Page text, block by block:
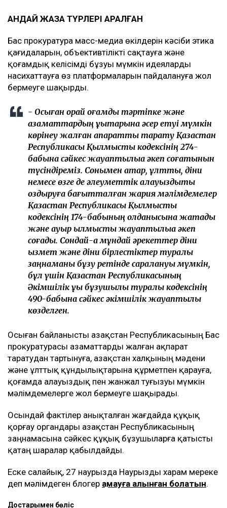
ҚАНДАЙ ЖАЗА ТҮРЛЕРІ ҚАРАЛҒАН
Бас прокуратура масс-медиа өкілдерін кәсіби этика
қағидаларын, объективтілікті сақтауға және
қоғамдық келісімді бұзуы мүмкін идеяларды
насихаттауға өз платформаларын пайдалануға жол
бермеуге шақырды.
- Осыған орай қоғамдық тәртіпке және
азаматтардың құқықтарына әсер етуі мүмкін
көрінеу жалған ақпаратты тарату Қазақстан
Республикасы Қылмыстық кодексінің 274-
бабына сәйкес жауаптылыққа әкеп соғатынын
түсіндіреміз. Сонымен қатар, ұлттық, діни
немесе өзге де әлеуметтік алауыздықты
қоздыруға бағытталған жария мәлімдемелер
Қазақстан Республикасы Қылмыстық
кодексінің 174-бабының қолданысына жатады
және ауыр қылмыстық жауаптылыққа әкеп
соғады. Сондай-ақ мұндай әрекеттер діни
қызмет және діни бірлестіктер туралы
заңнаманы бұзу ретінде саралануы мүмкін,
бұл үшін Қазақстан Республикасының
Әкімшілік құқық бұзушылық туралы кодексінің
490-бабына сәйкес әкімшілік жауаптылық
көзделген.
Осыған байланысты Қазақстан Республикасының Бас
прокуратурасы азаматтарды жалған ақпарат
таратудан тартынуға, Қазақстан халқының мәдени
және ұлттық құндылықтарына құрметпен қарауға,
қоғамда алауыздық пен жанжал туғызуы мүмкін
мәлімдемелерге жол бермеуге шақырады.
Осындай фактілер анықталған жағдайда құқық
қорғау органдары Қазақстан Республикасының
заңнамасына сәйкес құқық бұзушыларға қатысты
қатаң шаралар қабылдайды.
Еске салайық, 27 наурызда Наурызды харам мереке
деп мәлімдеген блогер қамауға алынған болатын.
Достарыңмен бөліс